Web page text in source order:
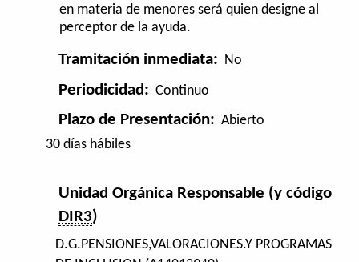
en materia de menores será quien designe al
perceptor de la ayuda.
Tramitación inmediata: No
Periodicidad: Continuo
Plazo de Presentación: Abierto
30 días hábiles
Unidad Orgánica Responsable (y código
DIR3)
D.G.PENSIONES,VALORACIONES.Y PROGRAMAS